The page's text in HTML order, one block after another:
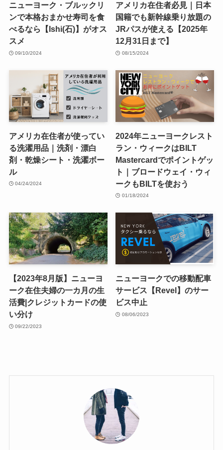
ニューヨーク・ブルックリ
ンで本格おまかせ寿司を食
べるなら【Ishi(石)】がオス
スメ
09/10/2024
アメリカ在住者必見｜日本
国籍でも新幹線乗り放題の
JRパスが使える【2025年
12月31日まで】
08/15/2024
アメリカ在住者が使ってい
る洗濯用品｜洗剤・漂白
剤・乾燥シート・洗濯ボー
ル
04/24/2024
2024年ニューヨークレスト
ラン・ウィークはBILT
Mastercardでポイントゲッ
ト｜ブロードウェイ・ウィ
ークもBILTを使おう
01/18/2024
【2023年8月版】ニューヨ
ーク在住夫婦の一カ月の生
活費|クレジットカードの使
い分け
09/22/2023
ニューヨークでの移動配車
サービス【Revel】のサー
ビス中止
08/06/2023